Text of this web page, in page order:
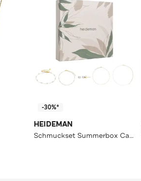
-30%*
HEIDEMAN
Schmuckset Summerbox Capri silberfarben goldfarben